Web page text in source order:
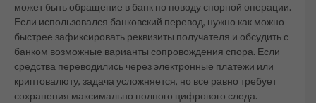
может быть обращение в банк по поводу спорной операции.
Если использовался банковский перевод, нужно как можно
быстрее зафиксировать реквизиты получателя и обсудить с
банком возможные варианты сопровождения спора. Если
средства переводились через электронные платежи или
криптовалюту, задача усложняется, но все равно требует
сохранения максимально полного цифрового следа.